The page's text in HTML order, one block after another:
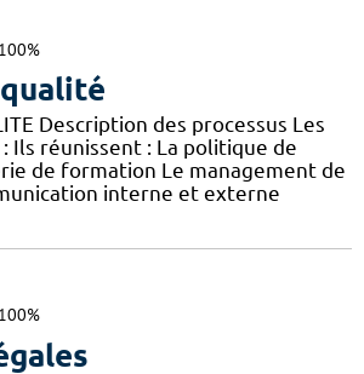
100%
Description des processus Les
Ils réunissent : La politique de
de formation Le management de
interne et externe
100%